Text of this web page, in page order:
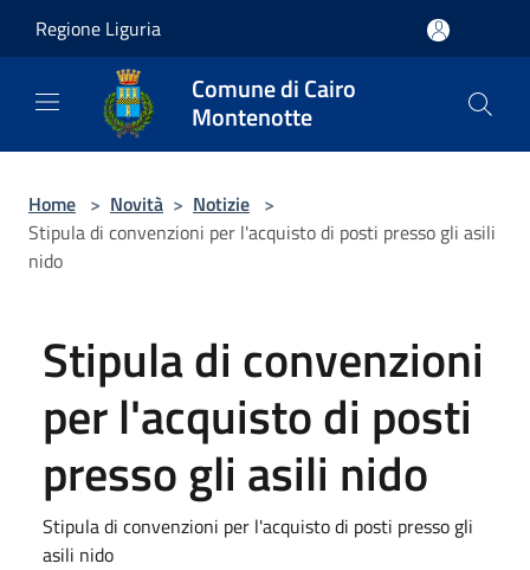
Regione Liguria
Comune di Cairo
Montenotte
Home > Novità > Notizie >
Stipula di convenzioni per l'acquisto di posti presso gli asili
nido
Stipula di convenzioni
per l'acquisto di posti
presso gli asili nido
Stipula di convenzioni per l'acquisto di posti presso gli
asili nido